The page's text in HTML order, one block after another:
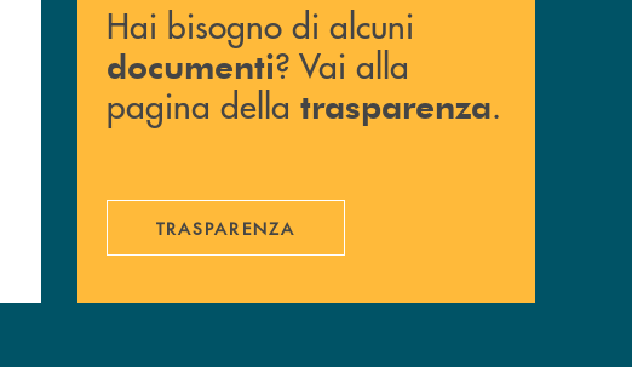
Hai bisogno di alcuni
documenti? Vai alla
pagina della trasparenza.
TRASPARENZA